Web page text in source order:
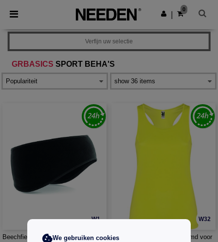
× Needen-app
Betere prijzen in de app!
Download app
0
GRBASICS SPORT BEHA'S
Verfijn uw selectie
W1
Beechfield BF316 - Softshell Sports
W32
Roly R0349 - Shura sporthemd voor
We gebruiken cookies